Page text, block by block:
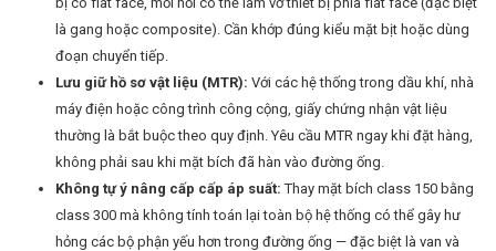
là gang hoặc composite). Cần khớp đúng kiểu mặt bịt hoặc dùng
đoạn chuyển tiếp.
Lưu giữ hồ sơ vật liệu (MTR): Với các hệ thống trong dầu khí, nhà
máy điện hoặc công trình công cộng, giấy chứng nhận vật liệu
thường là bắt buộc theo quy định. Yêu cầu MTR ngay khi đặt hàng,
không phải sau khi mặt bích đã hàn vào đường ống.
Không tự ý nâng cấp cấp áp suất: Thay mặt bích class 150 bằng
class 300 mà không tính toán lại toàn bộ hệ thống có thể gây hư
hỏng các bộ phận yếu hơn trong đường ống — đặc biệt là van và